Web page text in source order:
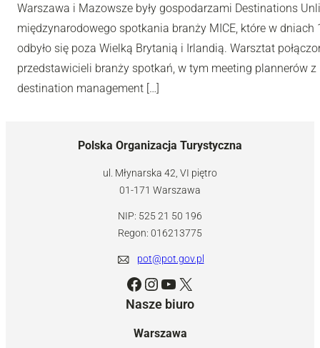
Warszawa i Mazowsze były gospodarzami Destinations
międzynarodowego spotkania branży MICE, które w
odbyło się poza Wielką Brytanią i Irlandią. Warsztat
przedstawicieli branży spotkań, w tym meeting plannerów
destination management […]
Polska Organizacja Turystyczna
ul. Młynarska 42, VI piętro
01-171 Warszawa
NIP: 525 21 50 196
Regon: 016213775
pot@pot.gov.pl
Facebook Instagram YouTube X
Nasze biuro
Warszawa